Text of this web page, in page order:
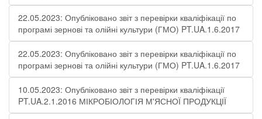
22.05.2023: Опубліковано звіт з перевірки кваліфікації по
програмі зернові та олійні культури (ГМО) PT.UA.1.6.2017
22.05.2023: Опубліковано звіт з перевірки кваліфікації по
програмі зернові та олійні культури (ГМО) PT.UA.1.6.2017
10.05.2023: Опубліковано звіт з перевірки кваліфікації
PT.UA.2.1.2016 МІКРОБІОЛОГІЯ М'ЯСНОЇ ПРОДУКЦІЇ